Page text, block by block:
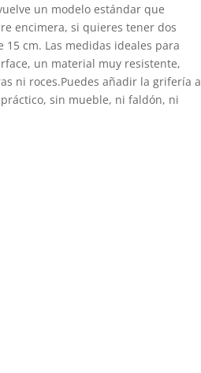
un modelo estándar que
encimera, si quieres tener dos
cm. Las medidas ideales para
un material muy resistente,
ni roces.Puedes añadir la grifería a
sin mueble, ni faldón, ni